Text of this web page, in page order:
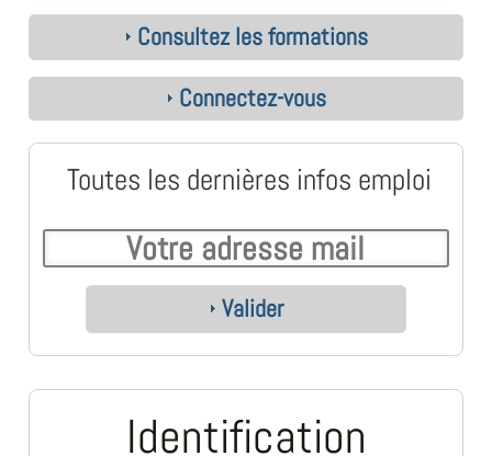
Consultez les formations
Connectez-vous
Toutes les dernières infos emploi
Valider
Identification